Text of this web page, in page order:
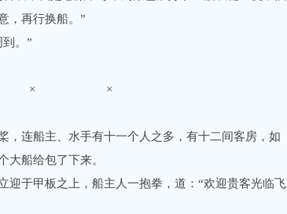
，再行换船。”
。”
× ×
连船主、水手有十一个人之多，有十二间客房，如
大船给包了下来。
于甲板之上，船主人一抱拳，道：“欢迎贵客光临飞